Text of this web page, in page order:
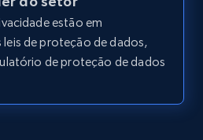
posts by Profile
Title, Headline, Post
estão em
de proteção de dados,
de proteção de dados